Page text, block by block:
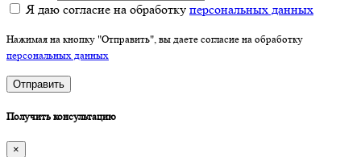
Я даю согласие на обработку персональных данных
Нажимая на кнопку "Отправить", вы даете согласие на обработку
персональных данных
Отправить
Получить консультацию
×